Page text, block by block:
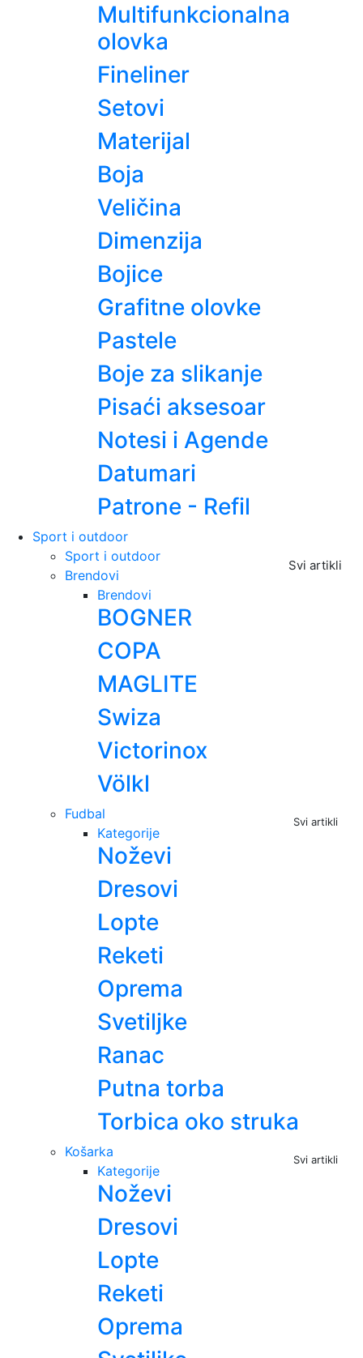
Multifunkcionalna
olovka
Fineliner
Setovi
Materijal
Boja
Veličina
Dimenzija
Bojice
Grafitne olovke
Pastele
Boje za slikanje
Pisaći aksesoar
Notesi i Agende
Datumari
Patrone - Refil
Sport i outdoor
Svi artikli
Sport i outdoor
Brendovi
Brendovi
BOGNER
COPA
MAGLITE
Swiza
Victorinox
Völkl
Svi artikli
Fudbal
Kategorije
Noževi
Dresovi
Lopte
Reketi
Oprema
Svetiljke
Ranac
Putna torba
Torbica oko struka
Svi artikli
Košarka
Kategorije
Noževi
Dresovi
Lopte
Reketi
Oprema